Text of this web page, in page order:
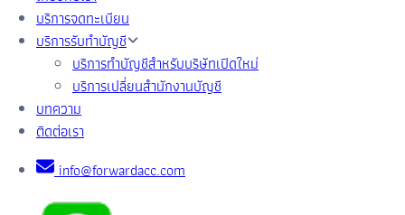
บริการจดทะเบียน
บริการรับทำบัญชี
บริการทำบัญชีสำหรับบริษัทเปิดใหม่
บริการเปลี่ยนสำนักงานบัญชี
บทความ
ติดต่อเรา
info@forwardacc.com